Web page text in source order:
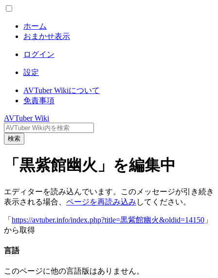
ホーム
おまかせ表示
ログイン
設定
AVTuber Wikiについて
免責事項
AVTuber Wiki
検索
「黒紫館幽火」を編集中
エディターを読み込んでいます。このメッセージが引き続き
表示される場合、 ページを再読み込み してください。
「 https://avtuber.info/index.php?title=黒紫館幽火&oldid=14150 」
から取得
言語
このページに他の言語版はありません。